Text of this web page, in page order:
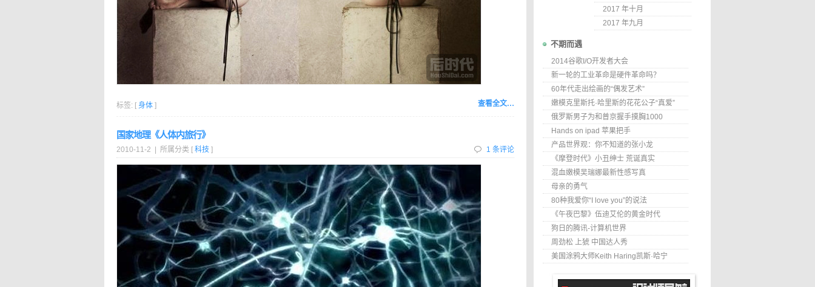
查看全文…
标签: [ 身体 ]
国家地理《人体内旅行》
2010-11-2 | 所属分类 [ 科技 ] 1 条评论
2017 年十月
2017 年九月
不期而遇
2014谷歌I/O开发者大会
新一轮的工业革命是硬件革命吗？
60年代走出绘画的“偶发艺术”
嫩模克里斯托·哈里斯的花花公子“真爱”
俄罗斯男子为和普京握手摸胸1000
Hands on ipad 苹果把手
产品世界观：你不知道的张小龙
《摩登时代》小丑绅士 荒诞真实
混血嫩模吴瑞娜最新性感写真
母亲的勇气
80种我爱你“I love you”的说法
《午夜巴黎》伍迪艾伦的黄金时代
狗日的腾讯-计算机世界
周劲松 上猇 中国达人秀
美国涂鸦大师Keith Haring凯斯·哈宁